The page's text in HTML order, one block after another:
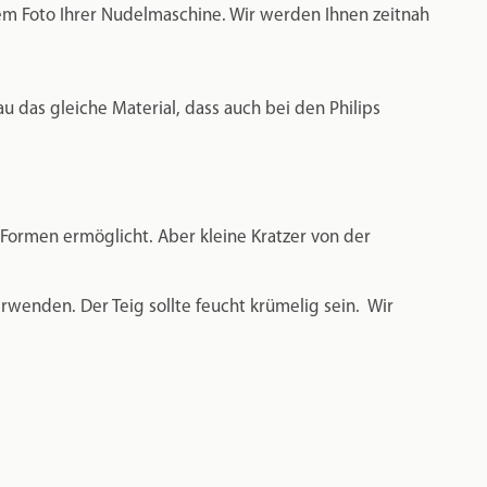
Foto Ihrer Nudelmaschine. Wir werden Ihnen zeitnah
das gleiche Material, dass auch bei den Philips
ermöglicht. Aber kleine Kratzer von der
Der Teig sollte feucht krümelig sein. Wir